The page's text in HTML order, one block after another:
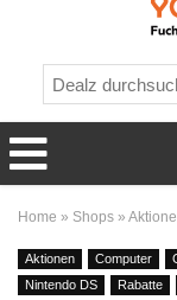
Home » Shops »
Aktionen Computer
Nintendo DS
Rabatte